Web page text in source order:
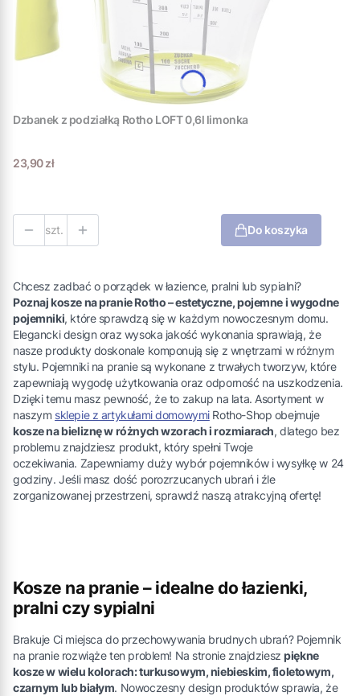
Dzbanek z podziałką Rotho LOFT 0,6l limonka
Cena
23,90 zł
szt. Do koszyka
Chcesz zadbać o porządek w łazience, pralni lub sypialni?
Poznaj kosze na pranie Rotho – estetyczne, pojemne i wygodne
pojemniki, które sprawdzą się w każdym nowoczesnym domu.
Elegancki design oraz wysoka jakość wykonania sprawiają, że
nasze produkty doskonale komponują się z wnętrzami w różnym
stylu. Pojemniki na pranie są wykonane z trwałych tworzyw, które
zapewniają wygodę użytkowania oraz odporność na uszkodzenia.
Dzięki temu masz pewność, że to zakup na lata. Asortyment w
naszym sklepie z artykułami domowymiRotho-Shop obejmuje
kosze na bieliznę w różnych wzorach i rozmiarach, dlatego bez
problemu znajdziesz produkt, który spełni Twoje
oczekiwania. Zapewniamy duży wybór pojemników i wysyłkę w 24
godziny. Jeśli masz dość porozrzucanych ubrań i źle
zorganizowanej przestrzeni, sprawdź naszą atrakcyjną ofertę!
Kosze na pranie – idealne do łazienki,
pralni czy sypialni
Brakuje Ci miejsca do przechowywania brudnych ubrań? Pojemnik
na pranie rozwiąże ten problem! Na stronie znajdzieszpiękne
kosze w wielu kolorach: turkusowym, niebieskim, fioletowym,
czarnym lub białym. Nowoczesny design produktów sprawia, że